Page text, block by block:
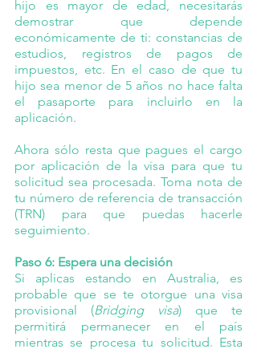
hijo es mayor de edad, necesitarás
demostrar que depende
económicamente de ti: constancias de
estudios, registros de pagos de
impuestos, etc. En el caso de que tu
hijo sea menor de 5 años no hace falta
el pasaporte para incluirlo en la
aplicación.
Ahora sólo resta que pagues el cargo
por aplicación de la visa para que tu
solicitud sea procesada. Toma nota de
tu número de referencia de transacción
(TRN) para que puedas hacerle
seguimiento.
Paso 6: Espera una decisión
Si aplicas estando en Australia, es
probable que se te otorgue una visa
provisional (Bridging visa) que te
permitirá permanecer en el país
mientras se procesa tu solicitud. Esta